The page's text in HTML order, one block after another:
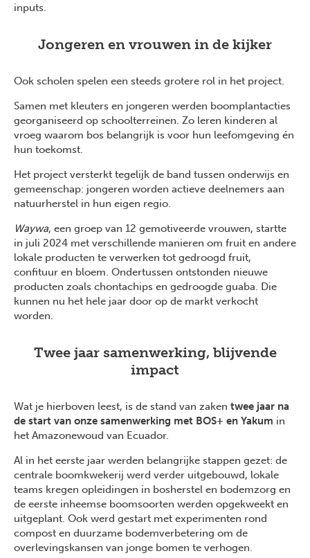
inputs.
Jongeren en vrouwen in de kijker
Ook scholen spelen een steeds grotere rol in het project.
Samen met kleuters en jongeren werden boomplantacties
georganiseerd op schoolterreinen. Zo leren kinderen al
vroeg waarom bos belangrijk is voor hun leefomgeving én
hun toekomst.
Het project versterkt tegelijk de band tussen onderwijs en
gemeenschap: jongeren worden actieve deelnemers aan
natuurherstel in hun eigen regio.
Waywa, een groep van 12 gemotiveerde vrouwen, startte
in juli 2024 met verschillende manieren om fruit en andere
lokale producten te verwerken tot gedroogd fruit,
confituur en bloem. Ondertussen ontstonden nieuwe
producten zoals chontachips en gedroogde guaba. Die
kunnen nu het hele jaar door op de markt verkocht
worden.
Twee jaar samenwerking, blijvende
impact
Wat je hierboven leest, is de stand van zaken twee jaar na
de start van onze samenwerking met BOS+ en Yakum in
het Amazonewoud van Ecuador.
Al in het eerste jaar werden belangrijke stappen gezet: de
centrale boomkwekerij werd verder uitgebouwd, lokale
teams kregen opleidingen in bosherstel en bodemzorg en
de eerste inheemse boomsoorten werden opgekweekt en
uitgeplant. Ook werd gestart met experimenten rond
compost en duurzame bodemverbetering om de
overlevingskansen van jonge bomen te verhogen.